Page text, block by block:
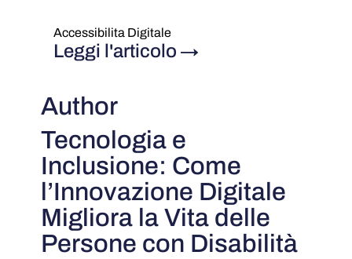
Accessibilita Digitale
Leggi l'articolo →
Author
Tecnologia e
Inclusione: Come
l’Innovazione Digitale
Migliora la Vita delle
Persone con Disabilità